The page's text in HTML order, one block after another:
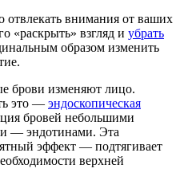
отвлекать внимания от ваших
«раскрыть» взгляд и убрать
образом изменить
брови изменяют лицо.
это — эндоскопическая
бровей небольшими
— эндотинами. Эта
эффект — подтягивает
верхней